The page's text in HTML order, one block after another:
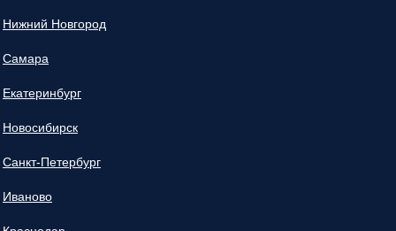
Нижний Новгород
Самара
Екатеринбург
Новосибирск
Санкт-Петербург
Иваново